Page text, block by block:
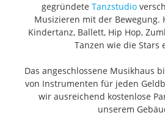
gegründete Tanzstudio
Musizieren mit der Bewegung.
Kindertanz, Ballett, Hip Hop,
Tanzen wie die Stars
Das angeschlossene Musikhaus
von Instrumenten für jeden
wir ausreichend kostenlose
unserem